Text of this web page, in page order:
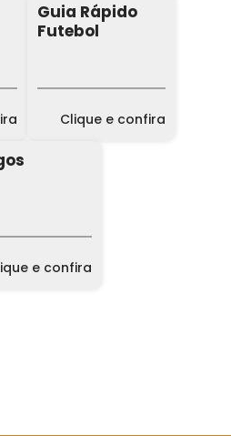
Guia Rápido
Futebol
Clique e confira
e confira